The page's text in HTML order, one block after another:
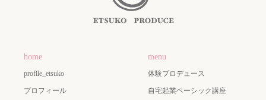
home
profile_etsuko
プロフィール
menu
体験プロデュース
自宅起業ベーシック講座